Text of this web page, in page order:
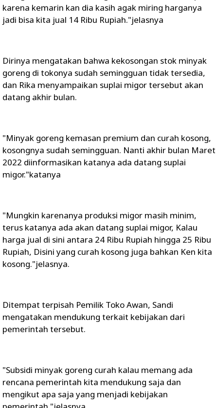
karena kemarin kan dia kasih agak miring harganya
jadi bisa kita jual 14 Ribu Rupiah."jelasnya
Dirinya mengatakan bahwa kekosongan stok minyak
goreng di tokonya sudah semingguan tidak tersedia,
dan Rika menyampaikan suplai migor tersebut akan
datang akhir bulan.
"Minyak goreng kemasan premium dan curah kosong,
kosongnya sudah semingguan. Nanti akhir bulan Maret
2022 diinformasikan katanya ada datang suplai
migor."katanya
"Mungkin karenanya produksi migor masih minim,
terus katanya ada akan datang suplai migor, Kalau
harga jual di sini antara 24 Ribu Rupiah hingga 25 Ribu
Rupiah, Disini yang curah kosong juga bahkan Ken kita
kosong."jelasnya.
Ditempat terpisah Pemilik Toko Awan, Sandi
mengatakan mendukung terkait kebijakan dari
pemerintah tersebut.
"Subsidi minyak goreng curah kalau memang ada
rencana pemerintah kita mendukung saja dan
mengikut apa saja yang menjadi kebijakan